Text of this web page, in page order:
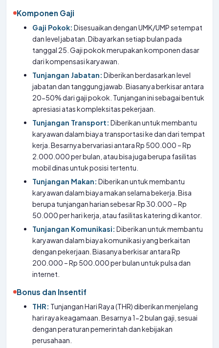
Komponen Gaji
Gaji Pokok: Disesuaikan dengan UMK/UMP setempat
dan level jabatan. Dibayarkan setiap bulan pada
tanggal 25. Gaji pokok merupakan komponen dasar
dari kompensasi karyawan.
Tunjangan Jabatan: Diberikan berdasarkan level
jabatan dan tanggung jawab. Biasanya berkisar antara
20-50% dari gaji pokok. Tunjangan ini sebagai bentuk
apresiasi atas kompleksitas pekerjaan.
Tunjangan Transport: Diberikan untuk membantu
karyawan dalam biaya transportasi ke dan dari tempat
kerja. Besarnya bervariasi antara Rp 500.000 – Rp
2.000.000 per bulan, atau bisa juga berupa fasilitas
mobil dinas untuk posisi tertentu.
Tunjangan Makan: Diberikan untuk membantu
karyawan dalam biaya makan selama bekerja. Bisa
berupa tunjangan harian sebesar Rp 30.000 – Rp
50.000 per hari kerja, atau fasilitas katering di kantor.
Tunjangan Komunikasi: Diberikan untuk membantu
karyawan dalam biaya komunikasi yang berkaitan
dengan pekerjaan. Biasanya berkisar antara Rp
200.000 – Rp 500.000 per bulan untuk pulsa dan
internet.
Bonus dan Insentif
THR: Tunjangan Hari Raya (THR) diberikan menjelang
hari raya keagamaan. Besarnya 1-2 bulan gaji, sesuai
dengan peraturan pemerintah dan kebijakan
perusahaan.